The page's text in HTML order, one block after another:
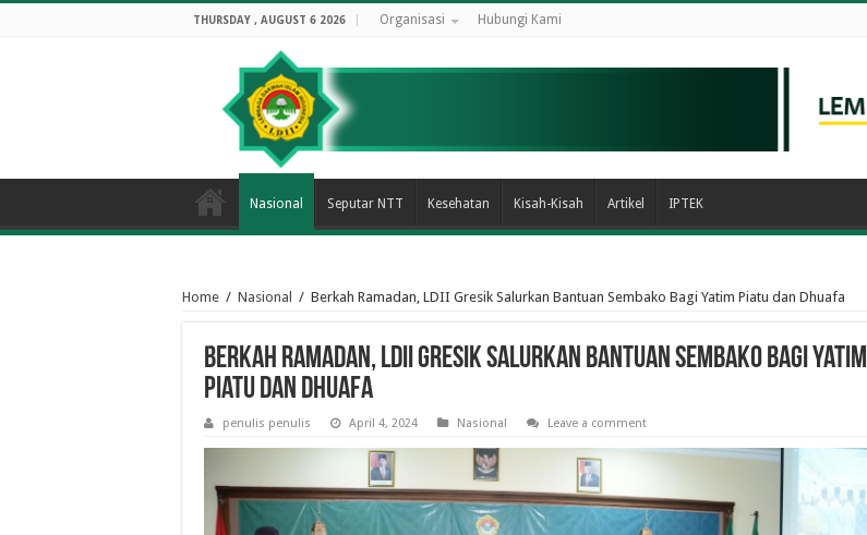
THURSDAY , AUGUST 6 2026 Organisasi Hubungi Kami
Nasional Seputar NTT Kesehatan Kisah-Kisah Artikel IPTEK
Home / Nasional / Berkah Ramadan, LDII Gresik Salurkan Bantuan Sembako Bagi Yatim Piatu dan Dhuafa
Berkah Ramadan, LDII Gresik Salurkan Bantuan Sembako Bagi Yatim
Piatu dan Dhuafa
penulis penulis April 4, 2024 Nasional Leave a comment